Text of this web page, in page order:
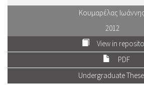
Κουμαρέλας
2012
View in
PDF
Undergraduate